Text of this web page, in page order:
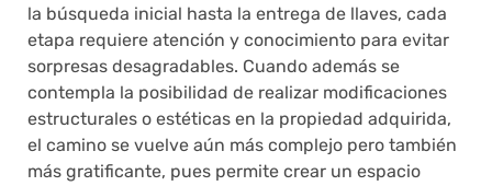
la búsqueda inicial hasta la entrega de llaves, cada
etapa requiere atención y conocimiento para evitar
sorpresas desagradables. Cuando además se
contempla la posibilidad de realizar modificaciones
estructurales o estéticas en la propiedad adquirida,
el camino se vuelve aún más complejo pero también
más gratificante, pues permite crear un espacio